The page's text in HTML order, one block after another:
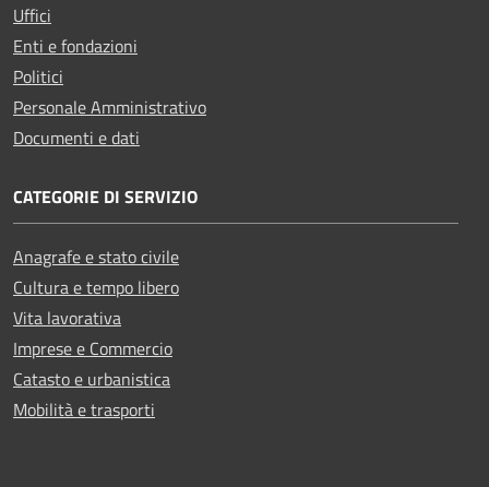
Uffici
Enti e fondazioni
Politici
Personale Amministrativo
Documenti e dati
CATEGORIE DI SERVIZIO
Anagrafe e stato civile
Cultura e tempo libero
Vita lavorativa
Imprese e Commercio
Catasto e urbanistica
Mobilità e trasporti